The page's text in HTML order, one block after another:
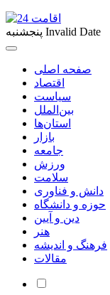
پنجشنبه Invalid Date
صفحه اصلی
اقتصاد
سیاست
بین‌الملل
استان‌ها
بازار
جامعه
ورزش
سلامت
دانش و فناوری
حوزه و دانشگاه
دین و آیین
هنر
فرهنگ و اندیشه
مقالات